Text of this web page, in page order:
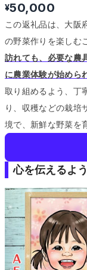
¥50,000
この返礼品は、大阪
の野菜作りを楽しむ
訪れても、必要な農
に農業体験が始めら
取り組めるよう、丁
り、収穫などの栽培
境で、新鮮な野菜を
心を伝えるよ